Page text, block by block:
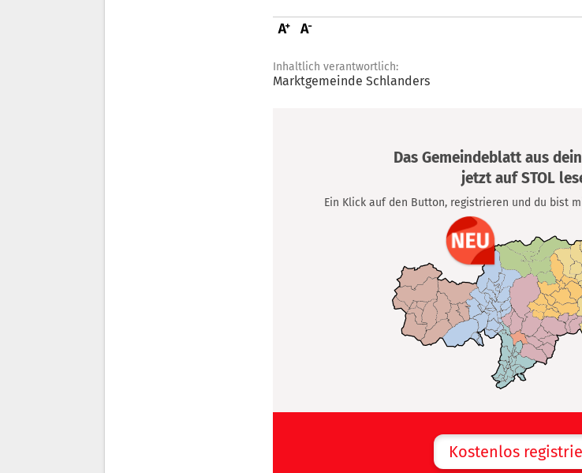
Inhaltlich verantwortlich:
Marktgemeinde Schlanders
Das Gemeindeblatt aus
jetzt auf STOL
Ein Klick auf den Button, registrieren und du bist
Kostenlos